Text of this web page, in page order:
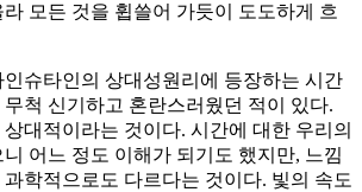
모든 것을 휩쓸어 가듯이 도도하게 흐
슈타인의 상대성원리에 등장하는 시간
척 신기하고 혼란스러웠던 적이 있다.
대적이라는 것이다. 시간에 대한 우리의
어느 정도 이해가 되기도 했지만, 느낌
학적으로도 다르다는 것이다. 빛의 속도